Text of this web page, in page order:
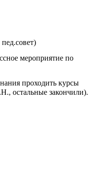
мероприятие по
проходить курсы
остальные закончили).